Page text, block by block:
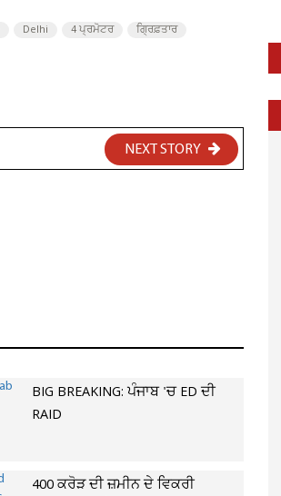
Delhi 4 ਪ੍ਰਮੋਟਰ ਗ੍ਰਿਫ਼ਤਾਰ
NEXT STORY
BIG BREAKING: ਪੰਜਾਬ 'ਚ ED ਦੀ
RAID
400 ਕਰੋੜ ਦੀ ਜ਼ਮੀਨ ਦੇ ਵਿਕਰੀ